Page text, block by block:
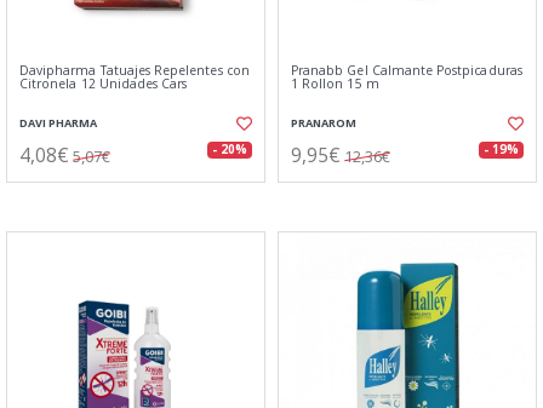
Davipharma Tatuajes Repelentes con
Citronela 12 Unidades Cars
DAVI PHARMA
4,08€ 5,07€ - 20%
Pranabb Gel Calmante Postpicaduras
1 Rollon 15 m
PRANAROM
9,95€ 12,36€ - 19%